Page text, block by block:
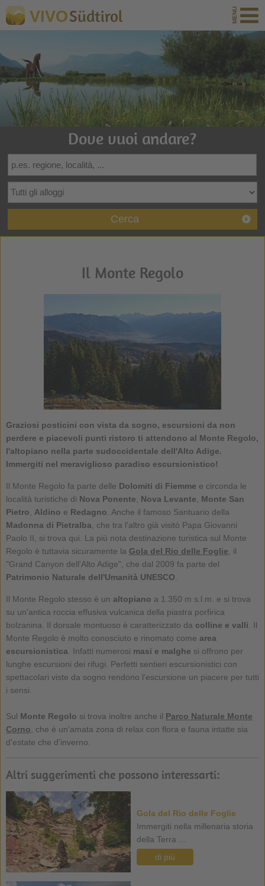
VIVOSüdtirol
Dove vuoi andare?
Cerca
Il Monte Regolo
Graziosi posticini con vista da sogno, escursioni da non
perdere e piacevoli punti ristoro ti attendono al Monte Regolo,
l'altopiano nella parte sudoccidentale dell'Alto Adige.
Immergiti nel meraviglioso paradiso escursionistico!
Il Monte Regolo fa parte delle Dolomiti di Fiemme e circonda le
località turistiche di Nova Ponente Nova Levante
Monte San
Pietro
Aldino e Redagno . Anche il famoso Santuario della
Madonna di Pietralba , che tra l'altro già visitò Papa Giovanni
Paolo II, si trova qui. La più nota destinazione turistica sul Monte
Regolo è tuttavia sicuramente la Gola del Rio delle Foglie , il
"Grand Canyon dell'Alto Adige", che dal 2009 fa parte del
Patrimonio Naturale dell'Umanità UNESCO
Il Monte Regolo stesso è un altopiano a 1.350 m s.l.m. e si trova
su un'antica roccia effusiva vulcanica della piastra porfirica
bolzanina. Il dorsale montuoso è caratterizzato da colline e valli . Il
Monte Regolo è molto conosciuto e rinomato come area
escursionistica . Infatti numerosi masi e malghe si offrono per
lunghe escursioni dei rifugi. Perfetti sentieri escursionistici con
spettacolari viste da sogno rendono l'escursione un piacere per tutti
i sensi.
Sul Monte Regolo si trova inoltre anche il Parco Naturale Monte
Corno , che è un'amata zona di relax con flora e fauna intatte sia
d'estate che d'inverno.
Altri suggerimenti che possono interessarti:
Gola del Rio delle Foglie
Immergiti nella millenaria storia
della Terra ...
di più